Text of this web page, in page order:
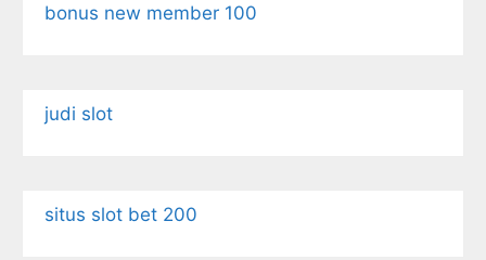
bonus new member 100
judi slot
situs slot bet 200